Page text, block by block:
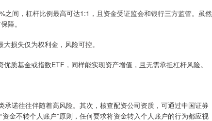
之间，杠杆比例最高可达1:1，且资金受证监会和银行三方监管。虽然
障。
损失仅为权利金，风险可控。
质基金或指数ETF，同样能实现资产增值，且无需承担杠杆风险。
承诺往往伴随着高风险。其次，核查配资公司资质，可通过中国证券
金不转个人账户”原则，任何要求将资金转入个人账户的行为都应视